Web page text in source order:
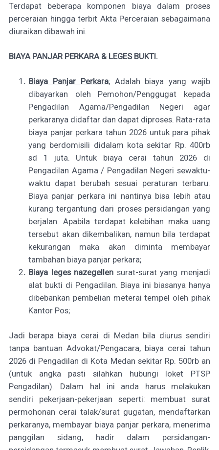
Terdapat beberapa komponen biaya dalam proses
perceraian hingga terbit Akta Perceraian sebagaimana
diuraikan dibawah ini.
BIAYA PANJAR PERKARA & LEGES BUKTI.
Biaya Panjar Perkara; Adalah biaya yang wajib
dibayarkan oleh Pemohon/Penggugat kepada
Pengadilan Agama/Pengadilan Negeri agar
perkaranya didaftar dan dapat diproses. Rata-rata
biaya panjar perkara tahun 2026 untuk para pihak
yang berdomisili didalam kota sekitar Rp. 400rb
sd 1 juta. Untuk biaya cerai tahun 2026 di
Pengadilan Agama / Pengadilan Negeri sewaktu-
waktu dapat berubah sesuai peraturan terbaru.
Biaya panjar perkara ini nantinya bisa lebih atau
kurang tergantung dari proses persidangan yang
berjalan. Apabila terdapat kelebihan maka uang
tersebut akan dikembalikan, namun bila terdapat
kekurangan maka akan diminta membayar
tambahan biaya panjar perkara;
Biaya leges nazegellen surat-surat yang menjadi
alat bukti di Pengadilan. Biaya ini biasanya hanya
dibebankan pembelian meterai tempel oleh pihak
Kantor Pos;
Jadi berapa biaya cerai di Medan bila diurus sendiri
tanpa bantuan Advokat/Pengacara, biaya cerai tahun
2026 di Pengadilan di Kota Medan sekitar Rp. 500rb an
(untuk angka pasti silahkan hubungi loket PTSP
Pengadilan). Dalam hal ini anda harus melakukan
sendiri pekerjaan-pekerjaan seperti: membuat surat
permohonan cerai talak/surat gugatan, mendaftarkan
perkaranya, membayar biaya panjar perkara, menerima
panggilan sidang, hadir dalam persidangan-